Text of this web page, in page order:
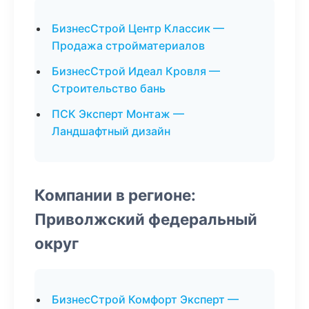
БизнесСтрой Центр Классик —
Продажа стройматериалов
БизнесСтрой Идеал Кровля —
Строительство бань
ПСК Эксперт Монтаж —
Ландшафтный дизайн
Компании в регионе:
Приволжский федеральный
округ
БизнесСтрой Комфорт Эксперт —